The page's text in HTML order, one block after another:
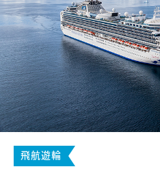
飛航遊輪